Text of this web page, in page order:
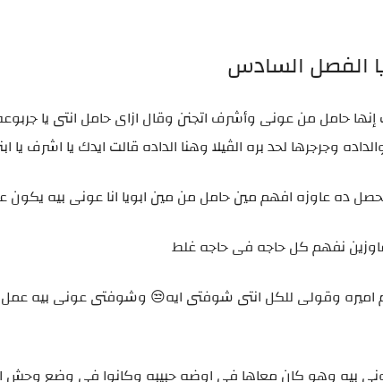
الفصل السادس
إنها حامل من عونى وأشرف اتجنن وقال ازاى حامل انتى يا
وجرجرها لحد بره الڤيلا وهنا الداده قالت ايدك يا اشرف
ده عاوزه افهم مين حامل من مين ابويا انا عونى بيه يكون
عاوزين نفهم كل حاجه فى حاجه غلط
اميره وقولى للكل انتى شوفتى ايه😒 وشوفتى عونى بيه
بيه وهو كان معاها فى اوضه حبيبه وكانوا فى وضع وحش